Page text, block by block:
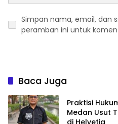
Simpan nama, email, dan
peramban ini untuk
Baca Juga
Praktisi
Medan Usut
di Helvetia